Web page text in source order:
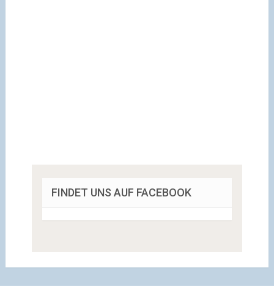
FINDET UNS AUF FACEBOOK